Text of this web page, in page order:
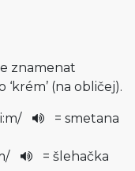
znamenat
(na obličej).
/
= smetana
/
= šlehačka